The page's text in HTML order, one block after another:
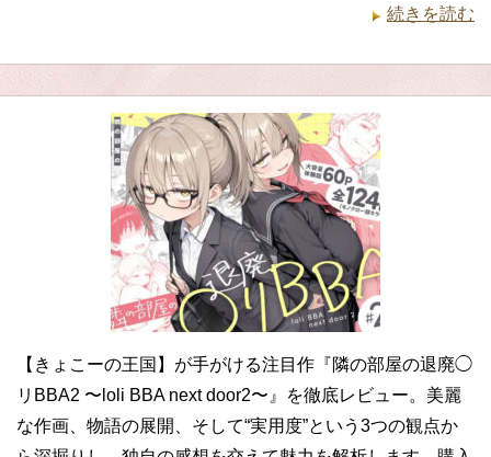
続きを読む
【きょこーの王国】が手がける注目作『隣の部屋の退廃◯
リBBA2 〜loli BBA next door2〜』を徹底レビュー。美麗
な作画、物語の展開、そして“実用度”という3つの観点か